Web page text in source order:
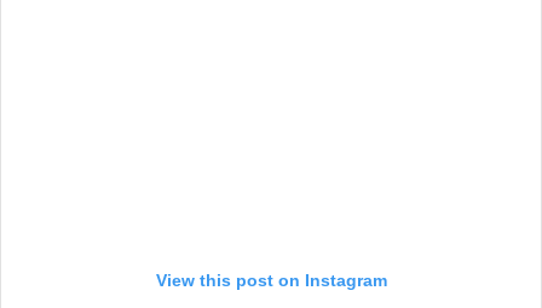
View this post on Instagram